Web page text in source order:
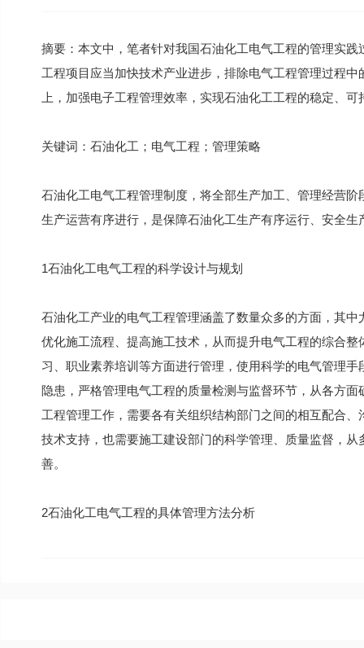
摘要：本文中，笔者针对我国石油化工电气工程的管理实
工程项目应当加快技术产业进步，排除电气工程管理过程
上，加强电子工程管理效率，实现石油化工工程的稳定、可
关键词：石油化工；电气工程；管理策略
石油化工电气工程管理制度，将全部生产加工、管理经营
生产运营有序进行，是保障石油化工生产有序运行、安全
1石油化工电气工程的科学设计与规划
石油化工产业的电气工程管理涵盖了数量众多的方面，其
优化施工流程、提高施工技术，从而提升电气工程的综合
习、职业素养培训等方面进行管理，使用科学的电气管理
隐患，严格管理电气工程的质量检测与监督环节，从各方
工程管理工作，需要各有关组织结构部门之间的相互配合
技术支持，也需要施工建设部门的科学管理、质量监督，
善。
2石油化工电气工程的具体管理方法分析